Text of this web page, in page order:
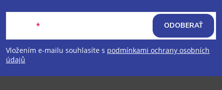
Z
á
p
Vložením e-mailu souhlasíte s podmínkami ochrany osobních
údajů
ODOBERAŤ